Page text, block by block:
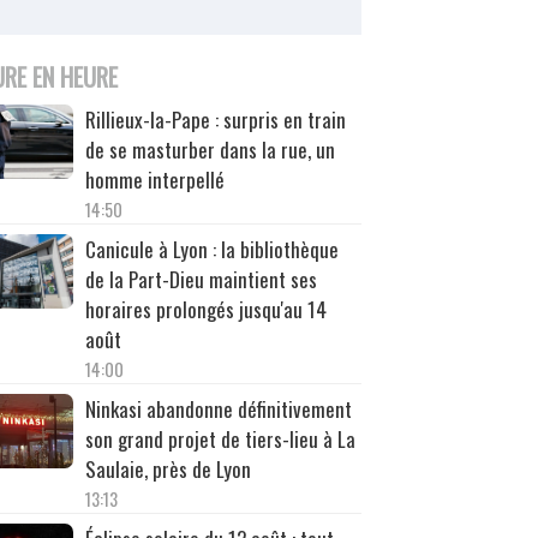
EN HEURE
Rillieux-la-Pape : surpris en train
de se masturber dans la rue, un
homme interpellé
14:50
Canicule à Lyon : la bibliothèque
de la Part-Dieu maintient ses
horaires prolongés jusqu'au 14
août
14:00
Ninkasi abandonne définitivement
son grand projet de tiers-lieu à La
Saulaie, près de Lyon
13:13